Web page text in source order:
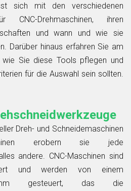
sich mit den verschiedenen
CNC-Drehmaschinen, ihren
und wann und wie sie
Darüber hinaus erfahren Sie am
Sie diese Tools pflegen und
für die Auswahl sein sollten.
Dreh- und Schneidemaschinen
erobern sie jede
andere. CNC-Maschinen sind
und werden von einem
gesteuert, das die